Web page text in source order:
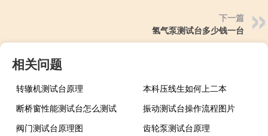
下一篇
氢气泵测试台多少钱一台
相关问题
转辙机测试台原理
本科压线生如何上二本
断桥窗性能测试台怎么测试
振动测试台操作流程图片
阀门测试台原理图
齿轮泵测试台原理